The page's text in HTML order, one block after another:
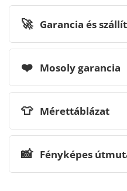
🚀 Garancia és
❤️ Mosoly garancia
👕 Mérettáblázat
📸 Fényképes